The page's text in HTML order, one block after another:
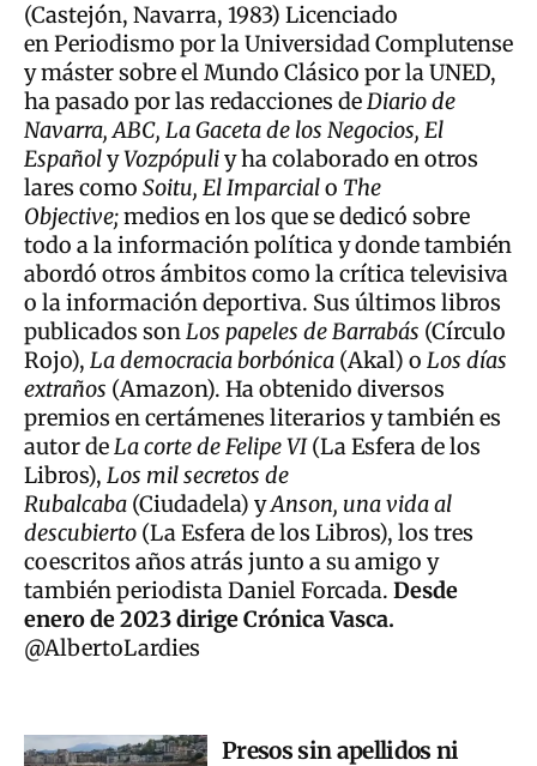
(Castejón, Navarra, 1983) Licenciado
en Periodismo por la Universidad Complutense
y máster sobre el Mundo Clásico por la UNED,
ha pasado por las redacciones deDiario de
Navarra, ABC, La Gaceta de los Negocios, El
EspañolyVozpópuliy ha colaborado en otros
lares como Soitu, El Imparcialo The
Objective;medios en los que se dedicó sobre
todo a la información política y donde también
abordó otros ámbitos como la crítica televisiva
o la información deportiva. Sus últimos libros
publicados sonLos papeles de Barrabás (Círculo
Rojo), La democracia borbónica (Akal) o Los días
extraños (Amazon). Ha obtenido diversos
premios en certámenes literarios y también es
autor deLa corte de Felipe VI(La Esfera de los
Libros), Los mil secretos de
Rubalcaba (Ciudadela) yAnson, una vida al
descubierto (La Esfera de los Libros), los tres
coescritos años atrás junto a su amigo y
también periodista Daniel Forcada. Desde
enero de 2023 dirige Crónica Vasca.
@AlbertoLardies
Presos sin apellidos ni